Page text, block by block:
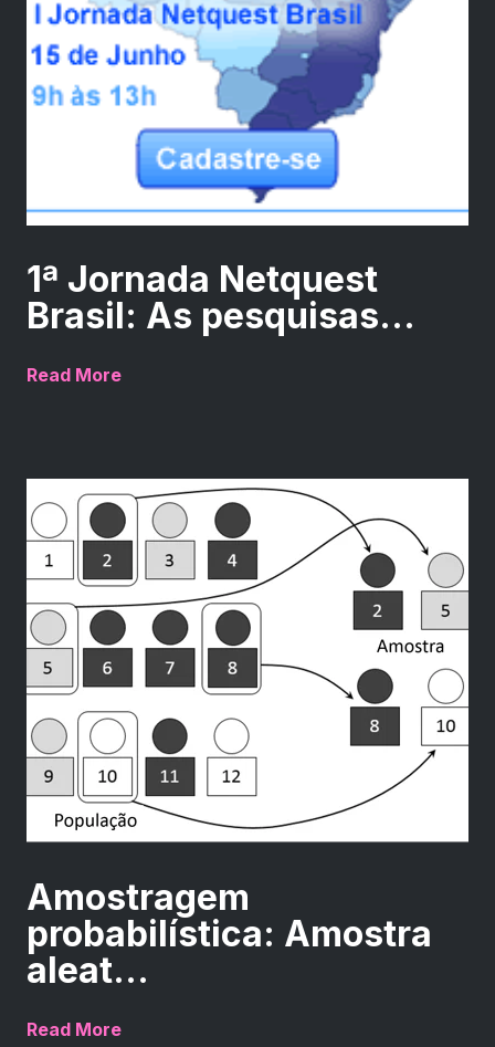
1ª Jornada Netquest
Brasil: As pesquisas...
Read More
Amostragem
probabilística: Amostra
aleat...
Read More